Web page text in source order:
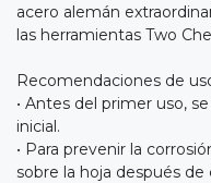
acero alemán
las herramientas Two
Recomendaciones de
• Antes del primer uso,
inicial.
• Para prevenir la
sobre la hoja después